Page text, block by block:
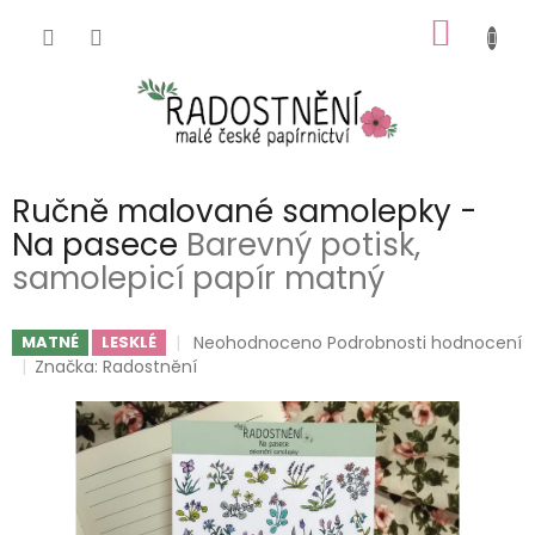
KOŠÍK
Ručně malované samolepky -
Na pasece Barevný potisk,
samolepicí papír matný
MATNÉ LESKLÉ
Průměrné
hodnocení
je
z
5
hvězdiček.
Neohodnoceno Podrobnosti hodnocení
Značka:Radostnění